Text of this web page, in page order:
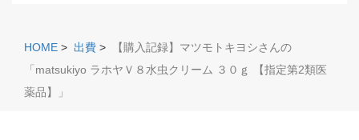
HOME > 出費 >
【購入記録】マツモトキヨシさんの
「matsukiyo ラホヤＶ８水虫クリーム ３０ｇ 【指定第2類医
薬品】」